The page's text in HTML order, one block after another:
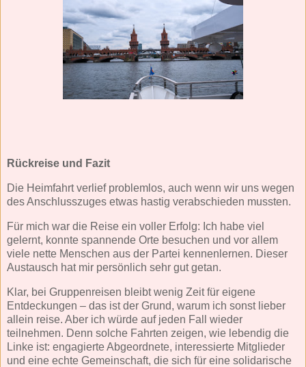
Rückreise und Fazit
Die Heimfahrt verlief problemlos, auch wenn wir uns wegen
des Anschlusszuges etwas hastig verabschieden mussten.
Für mich war die Reise ein voller Erfolg: Ich habe viel
gelernt, konnte spannende Orte besuchen und vor allem
viele nette Menschen aus der Partei kennenlernen. Dieser
Austausch hat mir persönlich sehr gut getan.
Klar, bei Gruppenreisen bleibt wenig Zeit für eigene
Entdeckungen – das ist der Grund, warum ich sonst lieber
allein reise. Aber ich würde auf jeden Fall wieder
teilnehmen. Denn solche Fahrten zeigen, wie lebendig die
Linke ist: engagierte Abgeordnete, interessierte Mitglieder
und eine echte Gemeinschaft, die sich für eine solidarische